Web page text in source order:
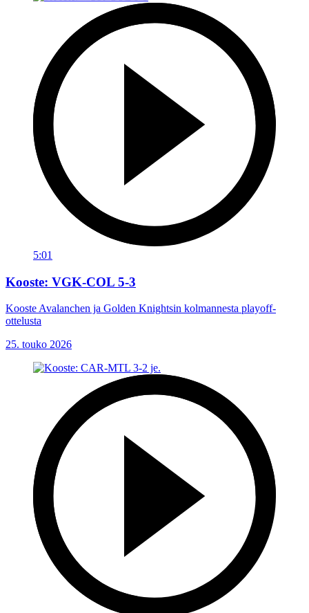
5:01
Kooste: VGK-COL 5-3
Kooste Avalanchen ja Golden Knightsin kolmannesta playoff-
ottelusta
25. touko 2026